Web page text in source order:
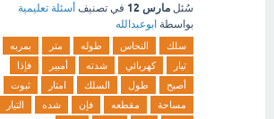
سُئل مارس 12 في تصنيف أسئلة تعليمية
بواسطة ابوعبدالله
سلك النحاس طوله متر
بمربه
تيار
كهربائي شدته أمبير
فإذا
أصبح
طول السلك امتار
ثبوت
مساحة
مقطعه فإن شده
التيار